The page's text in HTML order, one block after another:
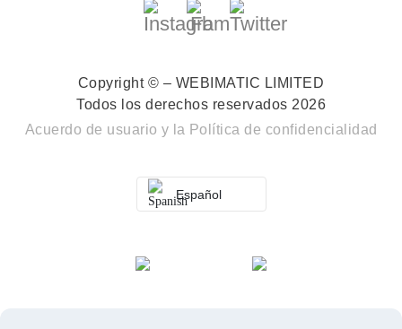
Copyright © – WEBIMATIC LIMITED
Todos los derechos reservados 2026
Acuerdo de usuario y la Política de confidencialidad
Español